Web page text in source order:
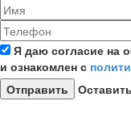
Я даю согласие на
и ознакомлен с